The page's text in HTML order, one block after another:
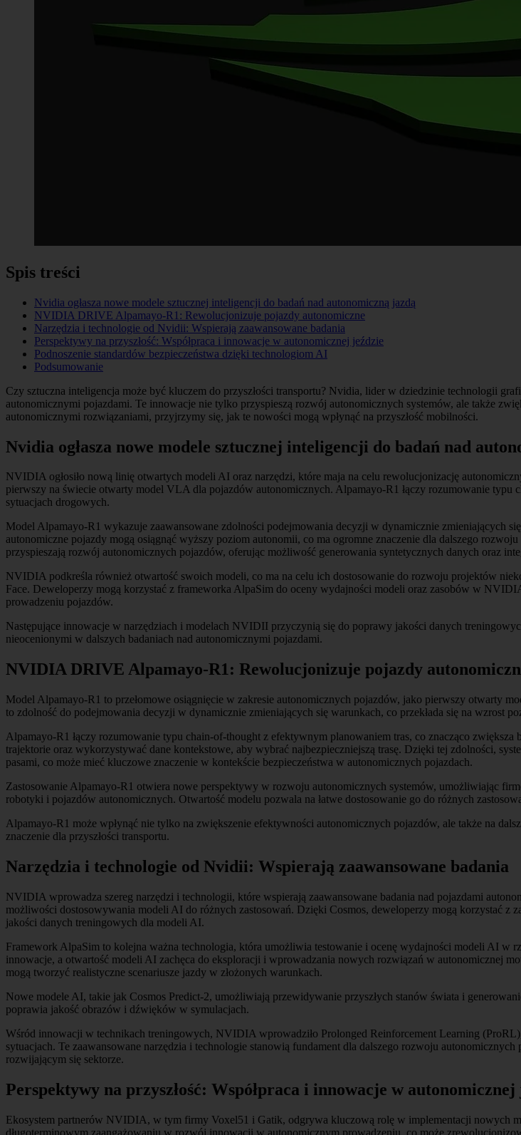
Spis treści
Nvidia ogłasza nowe modele sztucznej inteligencji do badań nad autonomiczną jazdą
NVIDIA DRIVE Alpamayo-R1: Rewolucjonizuje pojazdy autonomiczne
Narzędzia i technologie od Nvidii: Wspierają zaawansowane badania
Perspektywy na przyszłość: Współpraca i innowacje w autonomicznej jeździe
Podnoszenie standardów bezpieczeństwa dzięki technologiom AI
Podsumowanie
Czy sztuczna inteligencja może być kluczem do przyszłości transportu? Nvidia, lider w dziedzinie technologii
autonomicznymi pojazdami. Te innowacje nie tylko przyspieszą rozwój autonomicznych systemów, ale także
autonomicznymi rozwiązaniami, przyjrzymy się, jak te nowości mogą wpłynąć na przyszłość mobilności.
Nvidia ogłasza nowe modele sztucznej inteligencji do badań nad
NVIDIA ogłosiło nową linię otwartych modeli AI oraz narzędzi, które maja na celu rewolucjonizację
pierwszy na świecie otwarty model VLA dla pojazdów autonomicznych. Alpamayo-R1 łączy rozumowanie typu
sytuacjach drogowych.
Model Alpamayo-R1 wykazuje zaawansowane zdolności podejmowania decyzji w dynamicznie zmieniających
autonomiczne pojazdy mogą osiągnąć wyższy poziom autonomii, co ma ogromne znaczenie dla dalszego
przyspieszają rozwój autonomicznych pojazdów, oferując możliwość generowania syntetycznych danych oraz
NVIDIA podkreśla również otwartość swoich modeli, co ma na celu ich dostosowanie do rozwoju projektów
Face. Deweloperzy mogą korzystać z frameworka AlpaSim do oceny wydajności modeli oraz zasobów w
prowadzeniu pojazdów.
Następujące innowacje w narzędziach i modelach NVIDII przyczynią się do poprawy jakości danych
nieocenionymi w dalszych badaniach nad autonomicznymi pojazdami.
NVIDIA DRIVE Alpamayo-R1: Rewolucjonizuje pojazdy
Model Alpamayo-R1 to przełomowe osiągnięcie w zakresie autonomicznych pojazdów, jako pierwszy otwarty
to zdolność do podejmowania decyzji w dynamicznie zmieniających się warunkach, co przekłada się na wzrost
Alpamayo-R1 łączy rozumowanie typu chain-of-thought z efektywnym planowaniem tras, co znacząco
trajektorie oraz wykorzystywać dane kontekstowe, aby wybrać najbezpieczniejszą trasę. Dzięki tej zdolności,
pasami, co może mieć kluczowe znaczenie w kontekście bezpieczeństwa w autonomicznych pojazdach.
Zastosowanie Alpamayo-R1 otwiera nowe perspektywy w rozwoju autonomicznych systemów, umożliwiając
robotyki i pojazdów autonomicznych. Otwartość modelu pozwala na łatwe dostosowanie go do różnych
Alpamayo-R1 może wpłynąć nie tylko na zwiększenie efektywności autonomicznych pojazdów, ale także na
znaczenie dla przyszłości transportu.
Narzędzia i technologie od Nvidii: Wspierają zaawansowane badania
NVIDIA wprowadza szereg narzędzi i technologii, które wspierają zaawansowane badania nad pojazdami
możliwości dostosowywania modeli AI do różnych zastosowań. Dzięki Cosmos, deweloperzy mogą korzystać
jakości danych treningowych dla modeli AI.
Framework AlpaSim to kolejna ważna technologia, która umożliwia testowanie i ocenę wydajności modeli AI
innowacje, a otwartość modeli AI zachęca do eksploracji i wprowadzania nowych rozwiązań w autonomicznej
mogą tworzyć realistyczne scenariusze jazdy w złożonych warunkach.
Nowe modele AI, takie jak Cosmos Predict-2, umożliwiają przewidywanie przyszłych stanów świata i
poprawia jakość obrazów i dźwięków w symulacjach.
Wśród innowacji w technikach treningowych, NVIDIA wprowadziło Prolonged Reinforcement Learning
sytuacjach. Te zaawansowane narzędzia i technologie stanowią fundament dla dalszego rozwoju
rozwijającym się sektorze.
Perspektywy na przyszłość: Współpraca i innowacje w autonomicznej
Ekosystem partnerów NVIDIA, w tym firmy Voxel51 i Gatik, odgrywa kluczową rolę w implementacji nowych
długoterminowym zaangażowaniu w rozwój innowacji w autonomicznym prowadzeniu, co może